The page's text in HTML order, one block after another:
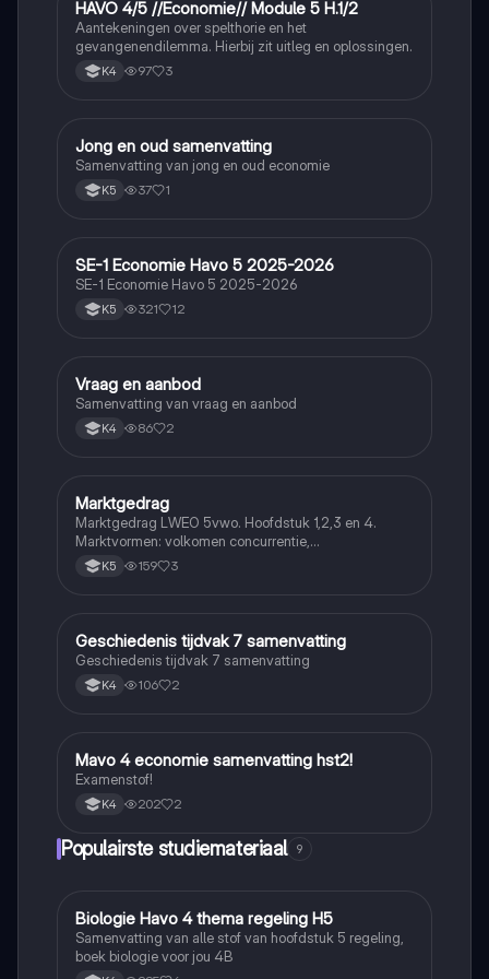
Economie
HAVO 4/5 //Economie// Module 5 H.1/2
Aantekeningen over spelthorie en het
gevangenendilemma. Hierbij zit uitleg en oplossingen.
K4 97 3
Economie
Jong en oud samenvatting
Samenvatting van jong en oud economie
K5 37 1
Economie
SE-1 Economie Havo 5 2025-2026
SE-1 Economie Havo 5 2025-2026
K5 321 12
Economie
Vraag en aanbod
Samenvatting van vraag en aanbod
K4 86 2
Economie
Marktgedrag
Marktgedrag LWEO 5vwo. Hoofdstuk 1,2,3 en 4.
Marktvormen: volkomen concurrentie,
monopolistische concurrentie, oligopolie en monopolie
K5 159 3
Economie
Geschiedenis tijdvak 7 samenvatting
Geschiedenis tijdvak 7 samenvatting
K4 106 2
Economie
Mavo 4 economie samenvatting hst2!
Examenstof!
K4 202 2
Populairste studiemateriaal 9
Biologie
Biologie Havo 4 thema regeling H5
Samenvatting van alle stof van hoofdstuk 5 regeling,
boek biologie voor jou 4B